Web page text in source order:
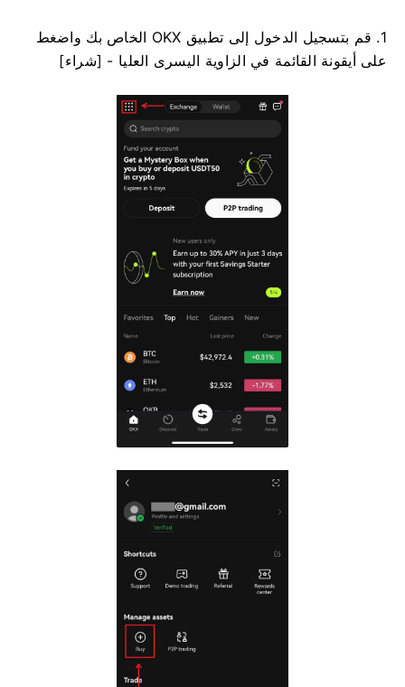
1. قم بتسجيل الدخول إلى تطبيق OKX الخاص بك واضغط
على أيقونة القائمة في الزاوية اليسرى العليا - [شراء]